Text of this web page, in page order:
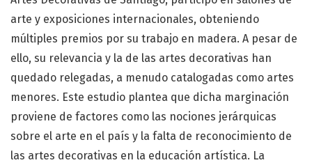
arte y exposiciones internacionales, obteniendo
múltiples premios por su trabajo en madera. A pesar de
ello, su relevancia y la de las artes decorativas han
quedado relegadas, a menudo catalogadas como artes
menores. Este estudio plantea que dicha marginación
proviene de factores como las nociones jerárquicas
sobre el arte en el país y la falta de reconocimiento de
las artes decorativas en la educación artística. La